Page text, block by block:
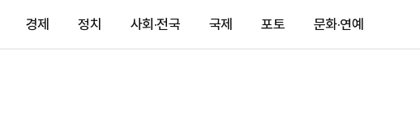
경제 정치 사회·전국 국제 포토 문화·연예